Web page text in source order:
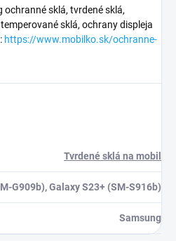
sklá, tvrdené sklá,
sklá, ochrany displeja
https://www.mobilko.sk/ochranne-
Tvrdené sklá na mobil
G909b), Galaxy S23+ (SM-S916b)
Samsung